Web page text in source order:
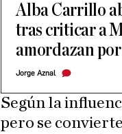
Alba Carrillo
tras criticar a
amordazan
Jorge Aznal
Según la
pero se